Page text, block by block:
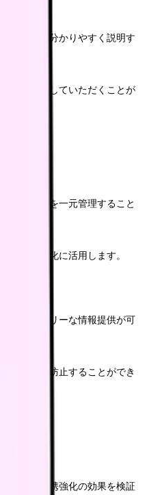
ご家族に分かりやすく説明す
性を理解していただくことが
経過などを一元管理すること
ります。
、連携強化に活用します。
、タイムリーな情報提供が可
診漏れを防止することができ
析し、連携強化の効果を検証